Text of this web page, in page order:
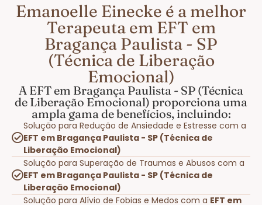
Emanoelle Einecke é a melhor
Terapeuta em EFT em
Bragança Paulista - SP
(Técnica de Liberação
Emocional)
A EFT em Bragança Paulista - SP (Técnica
de Liberação Emocional) proporciona uma
ampla gama de benefícios, incluindo:
Solução para Redução de Ansiedade e Estresse com a
EFT em Bragança Paulista - SP (Técnica de
Liberação Emocional)
Solução para Superação de Traumas e Abusos com a
EFT em Bragança Paulista - SP (Técnica de
Liberação Emocional)
Solução para Alívio de Fobias e Medos com a EFT em